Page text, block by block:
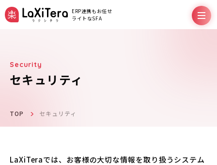
ERP連携もお任せ
ライトなSFA
機能
料金プラン
セキュリティ
TOP セキュリティ
LaXiTeraでは、お客様の大切な情報を取り扱うシステム